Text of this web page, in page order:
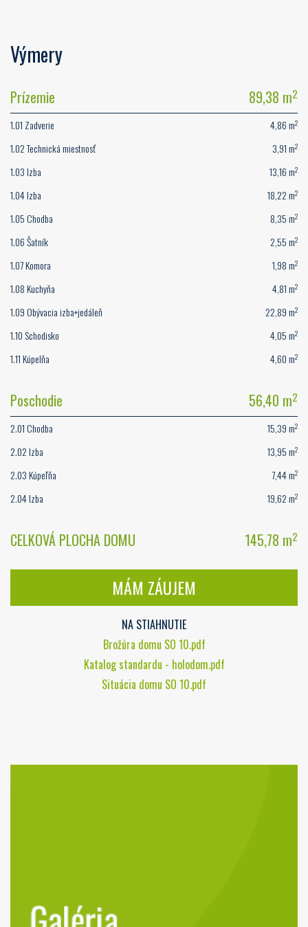
Výmery
Prízemie 89,38 m2
1.01 Zadverie 4,86 m2
1.02 Technická miestnosť 3,91 m2
1.03 Izba 13,16 m2
1.04 Izba 18,22 m2
1.05 Chodba 8,35 m2
1.06 Šatník 2,55 m2
1.07 Komora 1,98 m2
1.08 Kuchyňa 4,81 m2
1.09 Obývacia izba+jedáleň 22,89 m2
1.10 Schodisko 4,05 m2
1.11 Kúpelňa 4,60 m2
Poschodie 56,40 m2
2.01 Chodba 15,39 m2
2.02 Izba 13,95 m2
2.03 Kúpeľňa 7,44 m2
2.04 Izba 19,62 m2
CELKOVÁ PLOCHA DOMU 145,78 m2
MÁM ZÁUJEM
NA STIAHNUTIE
Brožúra domu SO 10.pdf
Katalog standardu - holodom.pdf
Situácia domu SO 10.pdf